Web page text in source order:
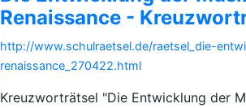
Renaissance -
http://www.schulraetsel.de/raetsel_die-
renaissance_270422.html
Kreuzworträtsel "Die Entwicklung der